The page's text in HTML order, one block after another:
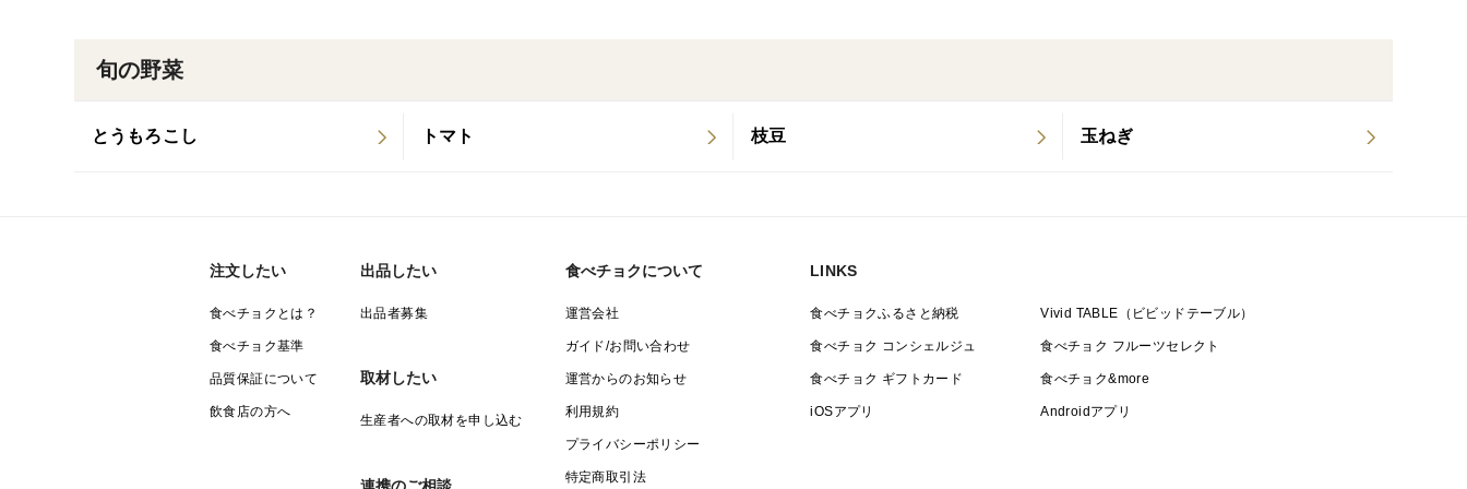
旬の野菜
とうもろこし トマト 枝豆 玉ねぎ
注文したい
食べチョクとは？
食べチョク基準
品質保証について
飲食店の方へ
出品したい
出品者募集
取材したい
生産者への取材を申し込む
連携のご相談
食べチョクについて
運営会社
ガイド/お問い合わせ
運営からのお知らせ
利用規約
プライバシーポリシー
特定商取引法
LINKS
食べチョクふるさと納税 Vivid TABLE（ビビッドテーブル）
食べチョク コンシェルジュ 食べチョク フルーツセレクト
食べチョク ギフトカード 食べチョク&more
iOSアプリ Androidアプリ